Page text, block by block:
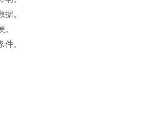
。
。